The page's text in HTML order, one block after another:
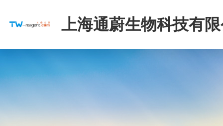
上海通蔚生物科技有